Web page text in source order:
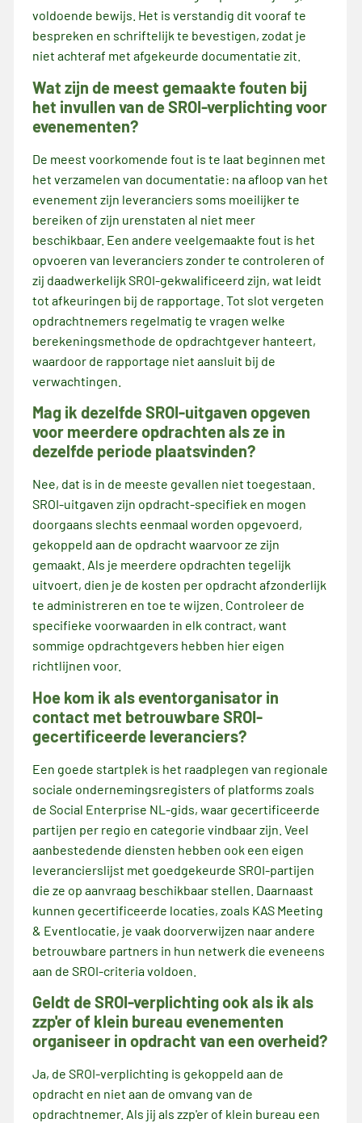
voldoende bewijs. Het is verstandig dit vooraf te
bespreken en schriftelijk te bevestigen, zodat je
niet achteraf met afgekeurde documentatie zit.
Wat zijn de meest gemaakte fouten bij
het invullen van de SROI-verplichting voor
evenementen?
De meest voorkomende fout is te laat beginnen met
het verzamelen van documentatie: na afloop van het
evenement zijn leveranciers soms moeilijker te
bereiken of zijn urenstaten al niet meer
beschikbaar. Een andere veelgemaakte fout is het
opvoeren van leveranciers zonder te controleren of
zij daadwerkelijk SROI-gekwalificeerd zijn, wat leidt
tot afkeuringen bij de rapportage. Tot slot vergeten
opdrachtnemers regelmatig te vragen welke
berekeningsmethode de opdrachtgever hanteert,
waardoor de rapportage niet aansluit bij de
verwachtingen.
Mag ik dezelfde SROI-uitgaven opgeven
voor meerdere opdrachten als ze in
dezelfde periode plaatsvinden?
Nee, dat is in de meeste gevallen niet toegestaan.
SROI-uitgaven zijn opdracht-specifiek en mogen
doorgaans slechts eenmaal worden opgevoerd,
gekoppeld aan de opdracht waarvoor ze zijn
gemaakt. Als je meerdere opdrachten tegelijk
uitvoert, dien je de kosten per opdracht afzonderlijk
te administreren en toe te wijzen. Controleer de
specifieke voorwaarden in elk contract, want
sommige opdrachtgevers hebben hier eigen
richtlijnen voor.
Hoe kom ik als eventorganisator in
contact met betrouwbare SROI-
gecertificeerde leveranciers?
Een goede startplek is het raadplegen van regionale
sociale ondernemingsregisters of platforms zoals
de Social Enterprise NL-gids, waar gecertificeerde
partijen per regio en categorie vindbaar zijn. Veel
aanbestedende diensten hebben ook een eigen
leverancierslijst met goedgekeurde SROI-partijen
die ze op aanvraag beschikbaar stellen. Daarnaast
kunnen gecertificeerde locaties, zoals KAS Meeting
& Eventlocatie, je vaak doorverwijzen naar andere
betrouwbare partners in hun netwerk die eveneens
aan de SROI-criteria voldoen.
Geldt de SROI-verplichting ook als ik als
zzp'er of klein bureau evenementen
organiseer in opdracht van een overheid?
Ja, de SROI-verplichting is gekoppeld aan de
opdracht en niet aan de omvang van de
opdrachtnemer. Als jij als zzp'er of klein bureau een